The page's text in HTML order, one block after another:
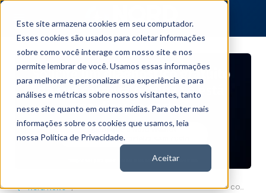
Este site armazena cookies em seu computador.
Esses cookies são usados para coletar informações
sobre como você interage com nosso site e nos
permite lembrar de você. Usamos essas informações
para melhorar e personalizar sua experiência e para
análises e métricas sobre nossos visitantes, tanto
nesse site quanto em outras mídias. Para obter mais
informações sobre os cookies que usamos, leia
nossa Política de Privacidade.
Aceitar
Nord News Carteira administrada e fundo exclusivo: como funcionam e se complementam